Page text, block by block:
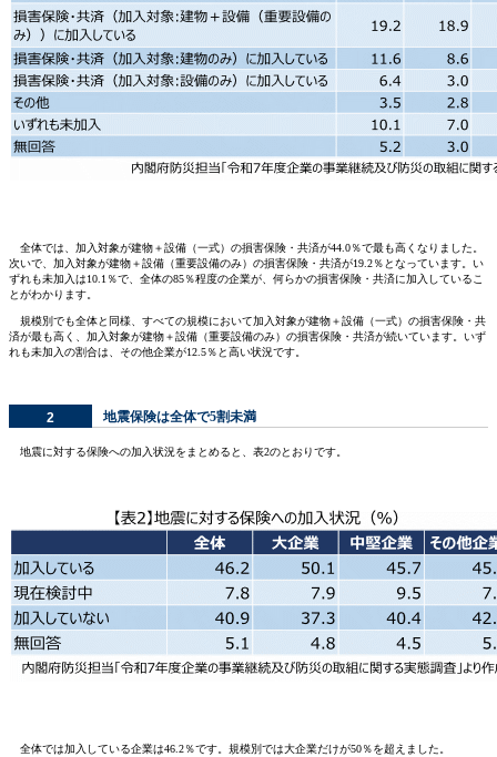
全体では、加入対象が建物＋設備（一式）の損害保険・共済が44.0％で最も高くなりました。
次いで、加入対象が建物＋設備（重要設備のみ）の損害保険・共済が19.2％となっています。い
ずれも未加入は10.1％で、全体の85％程度の企業が、何らかの損害保険・共済に加入しているこ
とがわかります。
規模別でも全体と同様、すべての規模において加入対象が建物＋設備（一式）の損害保険・共
済が最も高く、加入対象が建物＋設備（重要設備のみ）の損害保険・共済が続いています。いず
れも未加入の割合は、その他企業が12.5％と高い状況です。
2 地震保険は全体で5割未満
地震に対する保険への加入状況をまとめると、表2のとおりです。
全体では加入している企業は46.2％です。規模別では大企業だけが50％を超えました。